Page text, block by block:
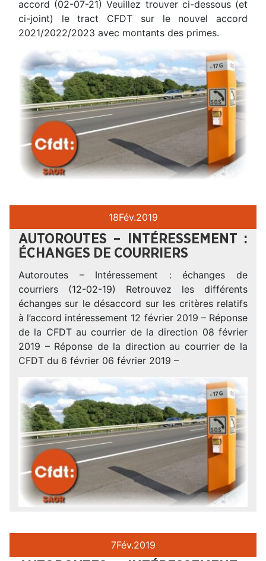
accord (02-07-21) Veuillez trouver ci-dessous (et
ci-joint) le tract CFDT sur le nouvel accord
2021/2022/2023 avec montants des primes.
18Fév.2019
AUTOROUTES – INTÉRESSEMENT :
ÉCHANGES DE COURRIERS
Autoroutes – Intéressement : échanges de
courriers (12-02-19) Retrouvez les différents
échanges sur le désaccord sur les critères relatifs
à l’accord intéressement 12 février 2019 – Réponse
de la CFDT au courrier de la direction 08 février
2019 – Réponse de la direction au courrier de la
CFDT du 6 février 06 février 2019 –
7Fév.2019